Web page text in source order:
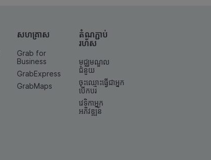
សហគ្រាស
Grab for
Business
GrabExpress
GrabMaps
តំណ​ភ្ជាប់​
រហ័ស
មជ្ឈមណ្ឌល
ជំនួយ
ចុះឈ្មោះធ្វើជាអ្នក
បើកបរ
វេទិកាអ្នក
អភិវឌ្ឍន៍